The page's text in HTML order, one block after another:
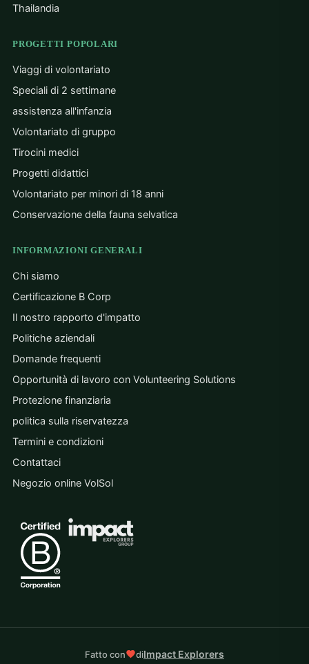
Thailandia
PROGETTI POPOLARI
Viaggi di volontariato
Speciali di 2 settimane
assistenza all'infanzia
Volontariato di gruppo
Tirocini medici
Progetti didattici
Volontariato per minori di 18 anni
Conservazione della fauna selvatica
INFORMAZIONI GENERALI
Chi siamo
Certificazione B Corp
Il nostro rapporto d'impatto
Politiche aziendali
Domande frequenti
Opportunità di lavoro con Volunteering Solutions
Protezione finanziaria
politica sulla riservatezza
Termini e condizioni
Contattaci
Negozio online VolSol
Fatto con diImpact Explorers